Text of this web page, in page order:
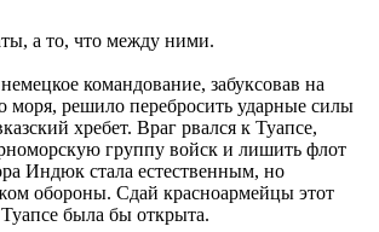
а то, что между ними.
командование, забуксовав на
моря, решило перебросить ударные силы
хребет. Враг рвался к Туапсе,
группу войск и лишить флот
Индюк стала естественным, но
обороны. Сдай красноармейцы этот
была бы открыта.